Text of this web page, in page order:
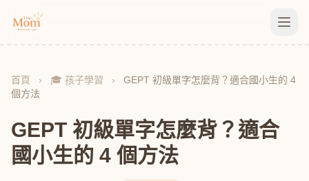
首頁 › 🎓 孩子學習 ›
GEPT 初級單字怎麼背？適合國小生的 4
個方法
GEPT 初級單字怎麼背？適合
國小生的 4 個方法